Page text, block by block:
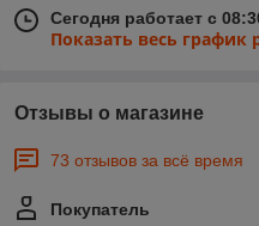
Сегодня работает с
Показать весь график
Отзывы о магазине
73 отзывов за всё время
Покупатель